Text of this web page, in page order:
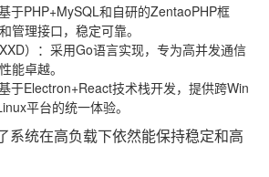
于PHP+MySQL和自研的ZentaoPHP框
管理接口，稳定可靠。
） ：采用Go语言实现，专为高并发通信
能卓越。
于Electron+React技术栈开发，提供跨Win
平台的统一体验。
系统在高负载下依然能保持稳定和高